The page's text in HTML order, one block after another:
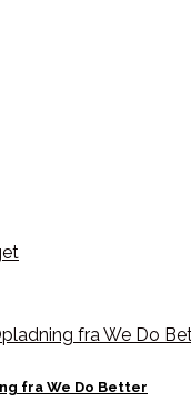
fra We Do Better